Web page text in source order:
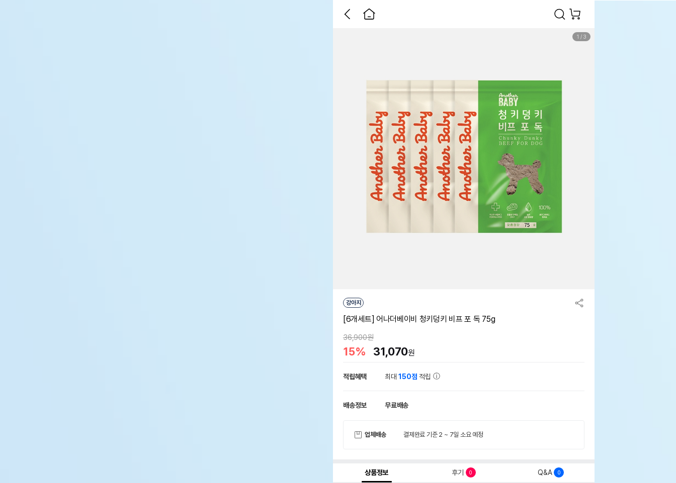
1 / 3
강아지
[6개세트] 어나더베이비 청키덩키 비프 포 독 75g
36,900원
15% 31,070원
적립혜택 최대150점 적립
배송정보 무료배송
업체배송 결제완료 기준 2 ~ 7일 소요 예정
상품정보 후기 0 Q&A 0